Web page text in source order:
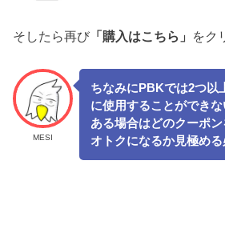
そしたら再び 「購入はこちら」 をク
MESI
ちなみにPBKでは2つ以
に使用することができ
ある場合はどのクーポ
オトクになるか見極める